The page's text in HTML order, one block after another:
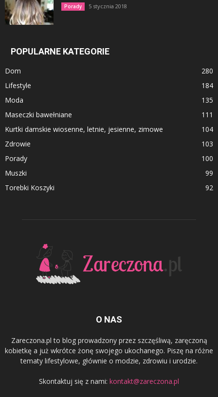
Porady 5 stycznia 2018
POPULARNE KATEGORIE
Dom
280
Lifestyle
184
Moda
135
Maseczki bawełniane
111
Kurtki damskie wiosenne, letnie, jesienne, zimowe
104
Zdrowie
103
Porady
100
Muszki
99
Torebki Koszyki
92
O NAS
Zareczona.pl to blog prowadzony przez szczęśliwą, zaręczoną
kobietkę a już wkrótce żonę swojego ukochanego. Piszę na różne
tematy lifestylowe, głównie o modzie, zdrowiu i urodzie.
Skontaktuj się z nami: kontakt@zareczona.pl